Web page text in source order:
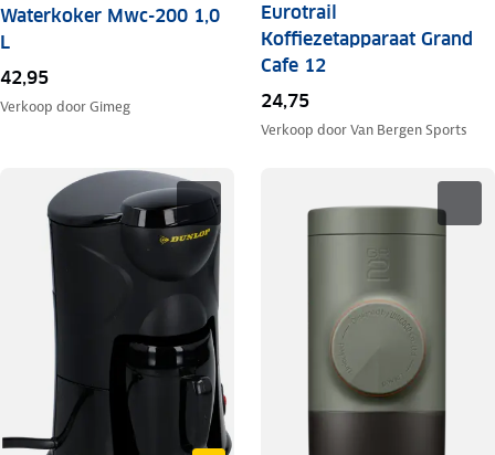
Waterkoker Mwc-200 1,0
L
42,95
Verkoop doorGimeg
Eurotrail
Koffiezetapparaat Grand
Cafe 12
24,75
Verkoop doorVan Bergen Sports